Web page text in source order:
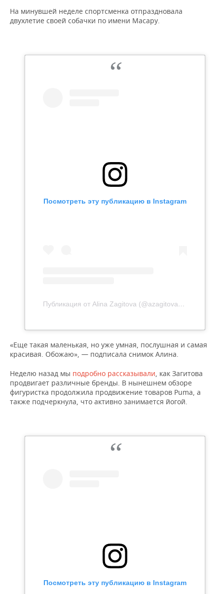
На минувшей неделе спортсменка отпраздновала
двухлетие своей собачки по имени Масару.
Посмотреть эту публикацию в Instagram
Публикация от Alina Zagitova (@azagitova)
«Еще такая маленькая, но уже умная, послушная и самая
красивая. Обожаю», — подписала снимок Алина.
Неделю назад мы подробно рассказывали , как Загитова
продвигает различные бренды. В нынешнем обзоре
фигуристка продолжила продвижение товаров Puma, а
также подчеркнула, что активно занимается йогой.
Посмотреть эту публикацию в Instagram